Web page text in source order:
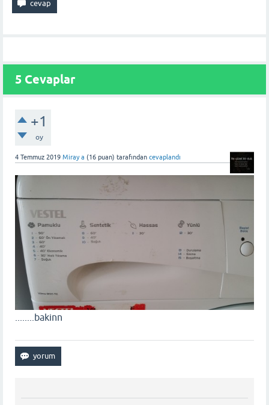
5 Cevaplar
+1
oy
4 Temmuz 2019 Miray a (16 puan) tarafından cevaplandı
........bakinn